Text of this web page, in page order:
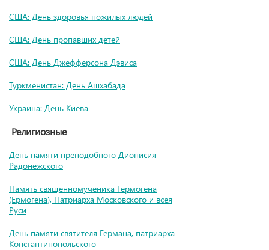
США: День здоровья пожилых людей
США: День пропавших детей
США: День Джефферсона Дэвиса
Туркменистан: День Ашхабада
Украина: День Киева
Религиозные
День памяти преподобного Дионисия
Радонежского
Память священномученика Гермогена
(Ермогена), Патриарха Московского и всея
Руси
День памяти святителя Германа, патриарха
Константинопольского